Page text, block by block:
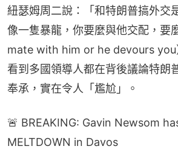
紐瑟姆周二說：「和特朗普搞外交
像一隻暴龍，你要麼與他交配，要
mate with him or he devours you
看到多國領導人都在背後議論特朗
奉承，實在令人「尷尬」。
🚨 BREAKING: Gavin Newsom
MELTDOWN in Davos